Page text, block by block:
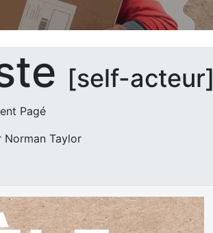
[self-acteur]
Pagé
Norman Taylor